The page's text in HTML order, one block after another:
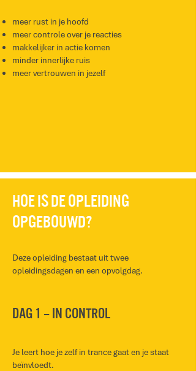
meer rust in je hoofd
meer controle over je reacties
makkelijker in actie komen
minder innerlijke ruis
meer vertrouwen in jezelf
hoe is de opleiding
opgebouwd?
Deze opleiding bestaat uit twee
opleidingsdagen en een opvolgdag.
Dag 1 – In control
Je leert hoe je zelf in trance gaat en je staat
beïnvloedt.